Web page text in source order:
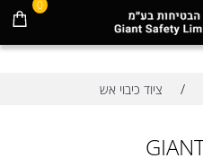
0
/ ציוד כיבוי אש